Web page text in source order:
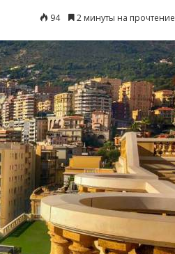
94 2 минуты на прочтение